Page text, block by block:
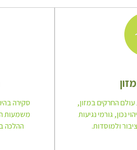
החרקים במזון,
נכון, גורמי נגיעות
ולמוסדות.
סקירה
משמעות
ההלכה